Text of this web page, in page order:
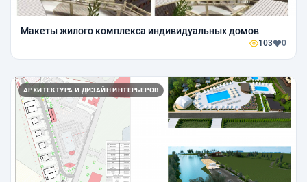
Макеты жилого комплекса индивидуальных домов
103 0
АРХИТЕКТУРА И ДИЗАЙН ИНТЕРЬЕРОВ